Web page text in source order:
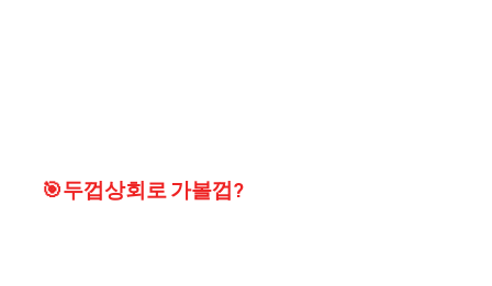
🎯두껍상회로 가볼껍?